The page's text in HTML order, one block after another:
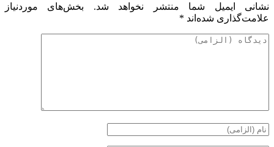
نشانی ایمیل شما منتشر نخواهد شد.
بخش‌های موردنیاز
علامت‌گذاری شده‌اند *